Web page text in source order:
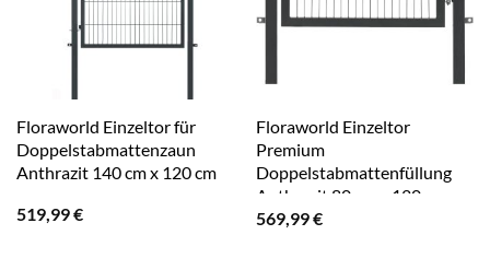
Floraworld Einzeltor für
Doppelstabmattenzaun
Anthrazit 140 cm x 120 cm
519,99€
Floraworld Einzeltor
Premium
Doppelstabmattenfüllung
Anthrazit 80 cm x 120 cm
569,99€